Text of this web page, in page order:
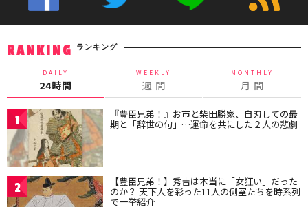
RANKING ランキング
DAILY
24時間
WEEKLY
週 間
MONTHLY
月 間
1 『豊臣兄弟！』お市と柴田勝家、自刃しての最
期と「辞世の句」…運命を共にした２人の悲劇
2 【豊臣兄弟！】秀吉は本当に「女狂い」だった
のか？ 天下人を彩った11人の側室たちを時系列
で一挙紹介